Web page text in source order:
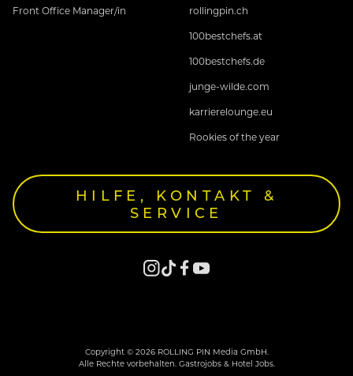
Front Office Manager/in
rollingpin.ch
100bestchefs.at
100bestchefs.de
junge-wilde.com
karrierelounge.eu
Rookies of the year
HILFE, KONTAKT &
SERVICE
Copyright © 2026 ROLLING PIN Media GmbH.
Alle Rechte vorbehalten. Gastrojobs & Hotel Jobs.